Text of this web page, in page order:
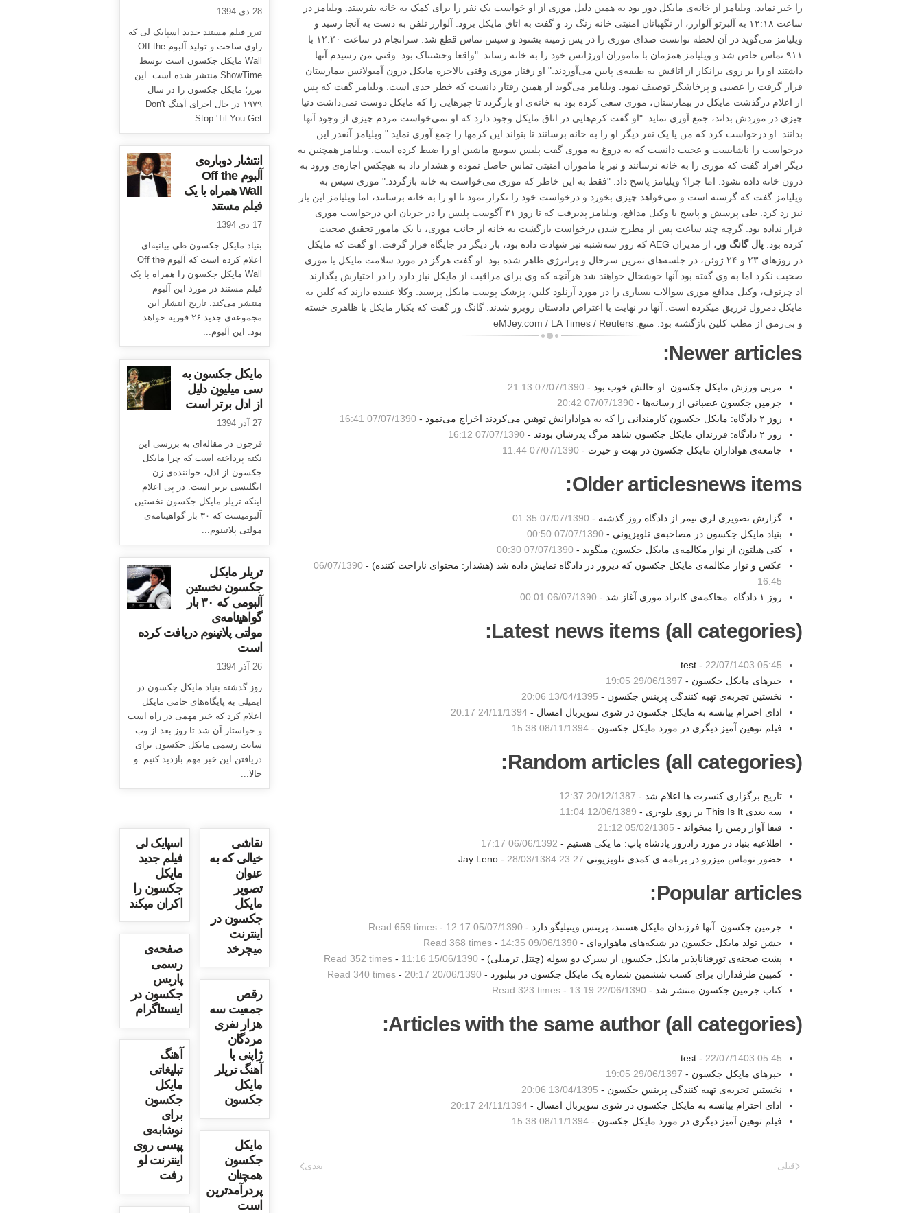
را خبر نماید. ویلیامز از خانه‌ی مایکل دور بود به همین دلیل موری از او خواست یک نفر را برای کمک به خانه بفرستد. ویلیامز در
ساعت ۱۲:۱۸ به آلبرتو آلوارز، از نگهبانان امنیتی خانه زنگ زد و گفت به اتاق مایکل برود. آلوارز تلفن به دست به آنجا رسید و
ویلیامز می‌گوید در آن لحظه توانست صدای موری را در پس زمینه بشنود و سپس تماس قطع شد. سرانجام در ساعت ۱۲:۲۰ با
۹۱۱ تماس حاص شد و ویلیامز همزمان با ماموران اورژانس خود را به خانه رساند. "واقعا وحشتناک بود. وقتی من رسیدم آنها
داشتند او را بر روی برانکار از اتاقش به طبقه‌ی پایین می‌آوردند." او رفتار موری وقتی بالاخره مایکل درون آمبولانس بیمارستان
قرار گرفت را عصبی و پرخاشگر توصیف نمود. ویلیامز می‌گوید از همین رفتار دانست که خطر جدی است. ویلیامز گفت که پس
از اعلام درگذشت مایکل در بیمارستان، موری سعی کرده بود به خانه‌ی او بازگردد تا چیزهایی را که مایکل دوست نمی‌داشت دنیا
چیزی در موردش بداند، جمع آوری نماید. "او گفت کرم‌هایی در اتاق مایکل وجود دارد که او نمی‌خواست مردم چیزی از وجود آنها
بدانند. او درخواست کرد که من یا یک نفر دیگر او را به خانه برسانند تا بتواند این کرمها را جمع آوری نماید." ویلیامز آنقدر این
درخواست را ناشایست و عجیب دانست که به دروغ به موری گفت پلیس سوییچ ماشین او را ضبط کرده است. ویلیامز همچنین به
دیگر افراد گفت که موری را به خانه نرسانند و نیز با ماموران امنیتی تماس حاصل نموده و هشدار داد به هیچکس اجازه‌ی ورود به
درون خانه داده نشود. اما چرا؟ ویلیامز پاسخ داد: "فقط به این خاطر که موری می‌خواست به خانه بازگردد." موری سپس به
ویلیامز گفت که گرسنه است و می‌خواهد چیزی بخورد و درخواست خود را تکرار نمود تا او را به خانه برسانند، اما ویلیامز این بار
نیز رد کرد. طی پرسش و پاسخ با وکیل مدافع، ویلیامز پذیرفت که تا روز ۳۱ آگوست پلیس را در جریان این درخواست موری
قرار نداده بود. گرچه چند ساعت پس از مطرح شدن درخواست بازگشت به خانه از جانب موری، با یک مامور تحقیق صحبت
کرده بود.پال گانگ ور
، از مدیران AEG که روز سه‌شنبه نیز شهادت داده بود، بار دیگر در جایگاه قرار گرفت. او گفت که مایکل
در روزهای ۲۳ و ۲۴ ژوئن، در جلسه‌های تمرین سرحال و پرانرژی ظاهر شده بود. او گفت هرگز در مورد سلامت مایکل با موری
صحبت نکرد اما به وی گفته بود آنها خوشحال خواهند شد هرآنچه که وی برای مراقبت از مایکل نیاز دارد را در اختیارش بگذارند.
اد چرنوف، وکیل مدافع موری سوالات بسیاری را در مورد آرنلود کلین، پزشک پوست مایکل پرسید. وکلا عقیده دارند که کلین به
مایکل دمرول تزریق میکرده است. آنها در نهایت با اعتراض دادستان روبرو شدند. گانگ ور گفت که یکبار مایکل با ظاهری خسته
و بی‌رمق از مطب کلین بازگشته بود. منبع: eMJey.com / LA Times / Reuters
Newer articles:
مربی ورزش مایکل جکسون: او حالش خوب بود - 07/07/1390 21:13
جرمین جکسون عصبانی از رسانه‌ها - 07/07/1390 20:42
روز ۲ دادگاه: مایکل جکسون کارمندانی را که به هوادارانش توهین می‌کردند اخراج می‌نمود -
07/07/1390 16:41
روز ۲ دادگاه: فرزندان مایکل جکسون شاهد مرگ پدرشان بودند -
07/07/1390 16:12
جامعه‌ی هواداران مایکل جکسون در بهت و حیرت - 07/07/1390 11:44
Older articlesnews items:
گزارش تصویری لری نیمر از دادگاه روز گذشته - 07/07/1390 01:35
بنیاد مایکل جکسون در مصاحبه‌ی تلویزیونی - 07/07/1390 00:50
کتی هیلتون از نوار مکالمه‌ی مایکل جکسون میگوید - 07/07/1390 00:30
عکس و نوار مکالمه‌ی مایکل جکسون که دیروز در دادگاه نمایش داده شد (هشدار: محتوای ناراحت کننده) - 06/07/1390
16:45
روز ۱ دادگاه: محاکمه‌ی کانراد موری آغاز شد -
06/07/1390 00:01
Latest news items (all categories):
test - 22/07/1403 05:45
خبرهای مایکل جکسون - 29/06/1397 19:05
نخستین تجربه‌ی تهیه کنندگی پرینس جکسون - 13/04/1395 20:06
ادای احترام بیانسه به مایکل جکسون در شوی سوپربال امسال -24/11/1394 20:17
فیلم توهین آمیز دیگری در مورد مایکل جکسون -08/11/1394 15:38
Random articles (all categories):
تاریخ برگزاری کنسرت ها اعلام شد - 20/12/1387 12:37
سه بعدی This Is It بر روی بلو-ری -
12/06/1389 11:04
فیفا آواز زمین را میخواند - 05/02/1385 21:12
اطلاعیه بنیاد در مورد زادروز پادشاه پاپ: ما یکی هستیم - 06/06/1392 17:17
حضور توماس ميزرو در برنامه ي كمدي تلويزيوني Jay Leno - 28/03/1384 23:27
Popular articles:
جرمین جکسون: آنها فرزندان مایکل هستند، پرینس ویتیلیگو دارد - 05/07/1390 12:17
-
Read 659 times
جشن تولد مایکل جکسون در شبکه‌های ماهواره‌ای - 09/06/1390 14:35
-
Read 368 times
پشت صحنه‌ی تورفناناپذیر مایکل جکسون از سیرک دو سوله (چنتل ترمبلی) - 15/06/1390 11:16
-
Read 352 times
کمپین طرفداران برای کسب ششمین شماره یک مایکل جکسون در بیلبورد - 20/06/1390 20:17
-
Read 340 times
کتاب جرمین جکسون منتشر شد - 22/06/1390 13:19
-
Read 323 times
Articles with the same author (all categories):
test - 22/07/1403 05:45
خبرهای مایکل جکسون - 29/06/1397 19:05
نخستین تجربه‌ی تهیه کنندگی پرینس جکسون - 13/04/1395 20:06
ادای احترام بیانسه به مایکل جکسون در شوی سوپربال امسال -24/11/1394 20:17
فیلم توهین آمیز دیگری در مورد مایکل جکسون -08/11/1394 15:38
قبلی بعدی
28 دی 1394
تیزر فیلم مستند جدید اسپایک لی که
راوی ساخت و تولید آلبوم Off the
Wall مایکل جکسون است توسط
ShowTime منتشر شده است. این
تیزر؛ مایکل جکسون را در سال
۱۹۷۹ در حال اجرای آهنگ Don't
Stop 'Til You Get...
انتشار دوباره‌ی
آلبوم Off the
Wall همراه با یک
فیلم مستند
17 دی 1394
بنیاد مایکل جکسون طی بیانیه‌ای
اعلام کرده است که آلبوم Off the
Wall مایکل جکسون را همراه با یک
فیلم مستند در مورد این آلبوم
منتشر می‌کند. تاریخ انتشار این
مجموعه‌ی جدید ۲۶ فوریه خواهد
بود. این آلبوم...
مایکل جکسون به
سی میلیون دلیل
از ادل برتر است
27 آذر 1394
فرچون در مقاله‌ای به بررسی این
نکته پرداخته است که چرا مایکل
جکسون از ادل، خواننده‌ی زن
انگلیسی برتر است. در پی اعلام
اینکه تریلر مایکل جکسون نخستین
آلبومیست که ۳۰ بار گواهینامه‌ی
مولتی پلاتینوم...
تریلر مایکل
جکسون نخستین
آلبومی که ۳۰ بار
گواهینامه‌ی
مولتی پلاتینوم دریافت کرده
است
26 آذر 1394
روز گذشته بنیاد مایکل جکسون در
ایمیلی به پایگاه‌های حامی مایکل
اعلام کرد که خبر مهمی در راه است
و خواستار آن شد تا روز بعد از وب
سایت رسمی مایکل جکسون برای
دریافتن این خبر مهم بازدید کنیم. و
حالا...
اسپایک لی
فیلم جدید
مایکل
جکسون را
اکران میکند
نقاشی
خیالی که به
عنوان
تصویر
مایکل
جکسون در
اینترنت
میچرخد
صفحه‌ی
رسمی
پاریس
جکسون در
اینستاگرام
رقص
جمعیت سه
هزار نفری
مردگان
ژاپنی با
آهنگ تریلر
مایکل
جکسون
آهنگ
تبلیغاتی
مایکل
جکسون
برای
نوشابه‌ی
پپسی روی
اینترنت لو
رفت
مایکل
جکسون
همچنان
پردرآمدترین
است